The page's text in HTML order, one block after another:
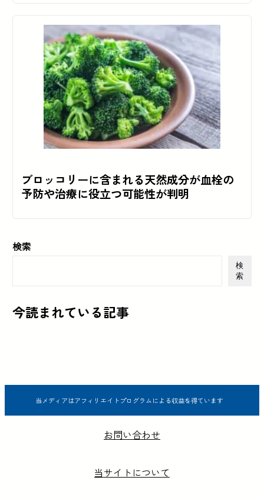
ブロッコリーに含まれる天然成分が血栓の
予防や治療に役立つ可能性が判明
検索
検
索
今読まれている記事
当メディアはアフィリエイトプログラムによる収益を得ています
お問い合わせ
当サイトについて